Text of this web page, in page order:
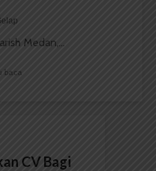
Medan,...
baca
CV Bagi